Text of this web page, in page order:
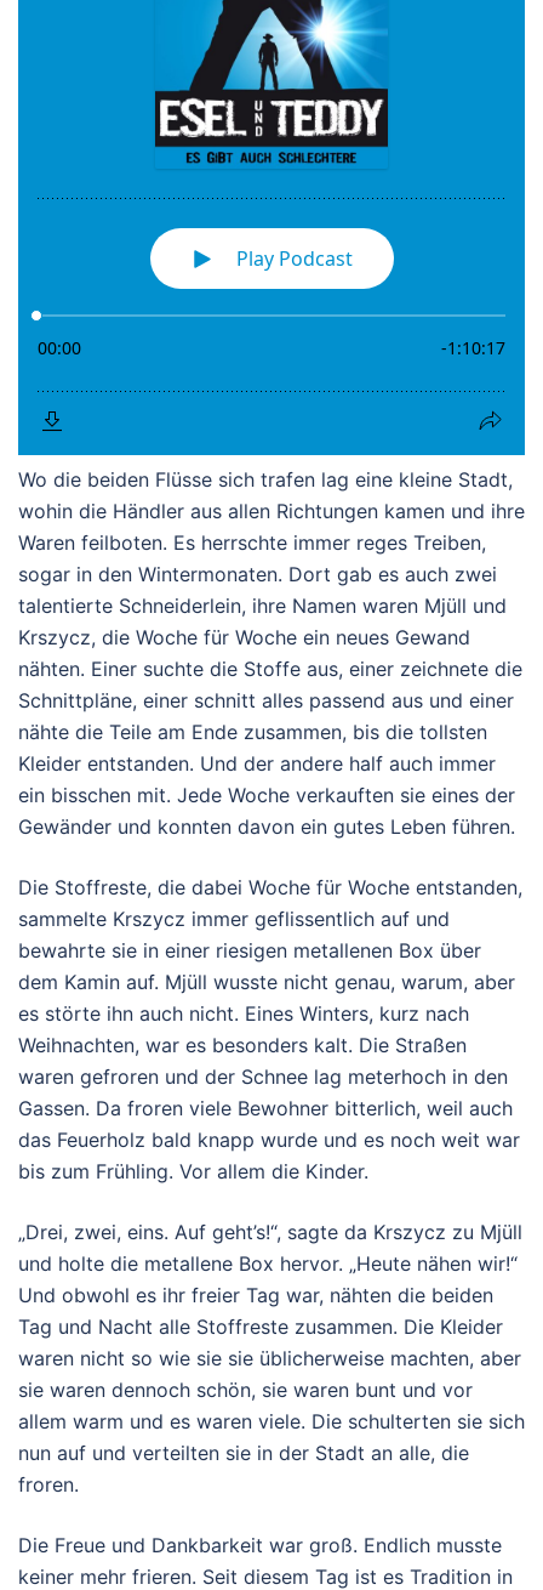
Wo die beiden Flüsse sich trafen lag eine kleine Stadt,
wohin die Händler aus allen Richtungen kamen und ihre
Waren feilboten. Es herrschte immer reges Treiben,
sogar in den Wintermonaten. Dort gab es auch zwei
talentierte Schneiderlein, ihre Namen waren Mjüll und
Krszycz, die Woche für Woche ein neues Gewand
nähten. Einer suchte die Stoffe aus, einer zeichnete die
Schnittpläne, einer schnitt alles passend aus und einer
nähte die Teile am Ende zusammen, bis die tollsten
Kleider entstanden. Und der andere half auch immer
ein bisschen mit. Jede Woche verkauften sie eines der
Gewänder und konnten davon ein gutes Leben führen.
Die Stoffreste, die dabei Woche für Woche entstanden,
sammelte Krszycz immer geflissentlich auf und
bewahrte sie in einer riesigen metallenen Box über
dem Kamin auf. Mjüll wusste nicht genau, warum, aber
es störte ihn auch nicht. Eines Winters, kurz nach
Weihnachten, war es besonders kalt. Die Straßen
waren gefroren und der Schnee lag meterhoch in den
Gassen. Da froren viele Bewohner bitterlich, weil auch
das Feuerholz bald knapp wurde und es noch weit war
bis zum Frühling. Vor allem die Kinder.
„Drei, zwei, eins. Auf geht’s!“, sagte da Krszycz zu Mjüll
und holte die metallene Box hervor. „Heute nähen wir!“
Und obwohl es ihr freier Tag war, nähten die beiden
Tag und Nacht alle Stoffreste zusammen. Die Kleider
waren nicht so wie sie sie üblicherweise machten, aber
sie waren dennoch schön, sie waren bunt und vor
allem warm und es waren viele. Die schulterten sie sich
nun auf und verteilten sie in der Stadt an alle, die
froren.
Die Freue und Dankbarkeit war groß. Endlich musste
keiner mehr frieren. Seit diesem Tag ist es Tradition in